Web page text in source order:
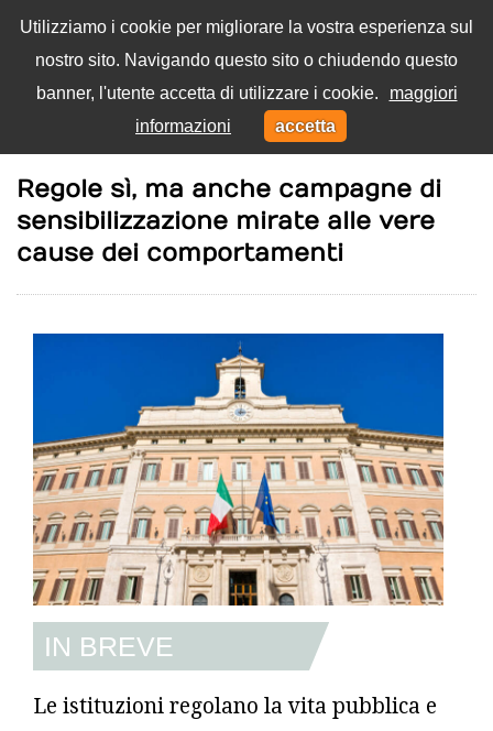
Utilizziamo i cookie per migliorare la vostra esperienza sul
nostro sito. Navigando questo sito o chiudendo questo
banner, l'utente accetta di utilizzare i cookie.
maggiori
informazioni
accetta
Menu
Regole sì, ma anche campagne di
sensibilizzazione mirate alle vere
cause dei comportamenti
IN BREVE
Le istituzioni regolano la vita pubblica e